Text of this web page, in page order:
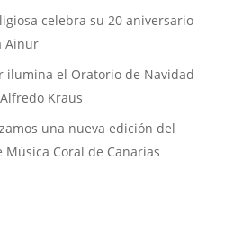
celebra su 20 aniversario
Ainur
ilumina el Oratorio de Navidad
Kraus
una nueva edición del
Coral de Canarias